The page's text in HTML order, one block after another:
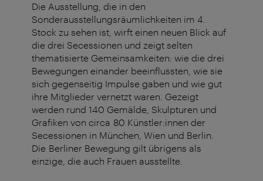
Die Ausstellung, die in den
Sonderausstellungsräumlichkeiten im 4.
Stock zu sehen ist, wirft einen neuen Blick auf
die drei Secessionen und zeigt selten
thematisierte Gemeinsamkeiten: wie die drei
Bewegungen einander beeinflussten, wie sie
sich gegenseitig Impulse gaben und wie gut
ihre Mitglieder vernetzt waren. Gezeigt
werden rund 140 Gemälde, Skulpturen und
Grafiken von circa 80 Künstler:innen der
Secessionen in München, Wien und Berlin.
Die Berliner Bewegung gilt übrigens als
einzige, die auch Frauen ausstellte.